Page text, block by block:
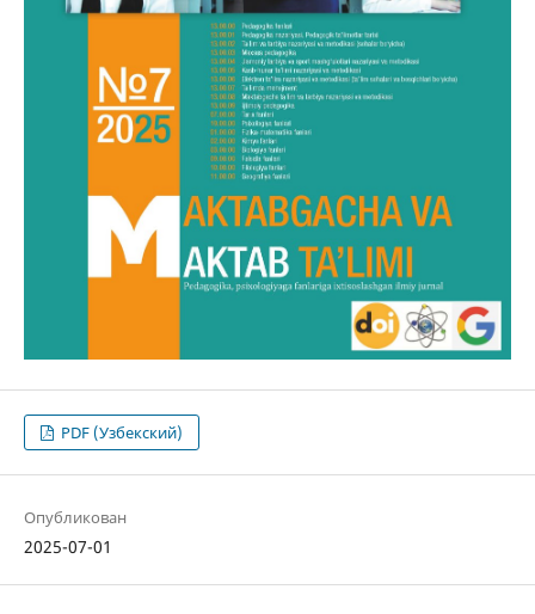
PDF (Узбекский)
Опубликован
2025-07-01